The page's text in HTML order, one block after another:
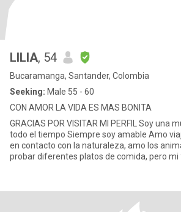
LILIA, 54
Bucaramanga, Santander, Colombia
Seeking: Male 55 - 60
CON AMOR LA VIDA ES MAS BONITA
GRACIAS POR VISITAR MI PERFIL Soy una mujer que ama sonreír
todo el tiempo Siempre soy amable Amo viajar, leer, bailar y estar
en contacto con la naturaleza, amo los animales. Me
probar diferentes platos de comida, pero mi